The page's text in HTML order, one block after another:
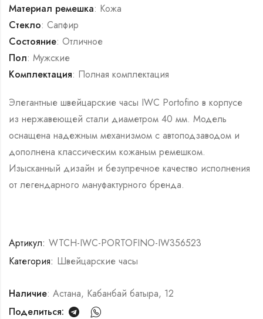
Материал ремешка: Кожа
Стекло: Сапфир
Состояние: Отличное
Пол: Мужские
Комплектация: Полная комплектация
Элегантные швейцарские часы IWC Portofino в корпусе
из нержавеющей стали диаметром 40 мм. Модель
оснащена надежным механизмом с автоподзаводом и
дополнена классическим кожаным ремешком.
Изысканный дизайн и безупречное качество исполнения
от легендарного мануфактурного бренда.
Артикул: WTCH-IWC-PORTOFINO-IW356523
Категория: Швейцарские часы
Наличие: Астана, Кабанбай батыра, 12
Поделиться: